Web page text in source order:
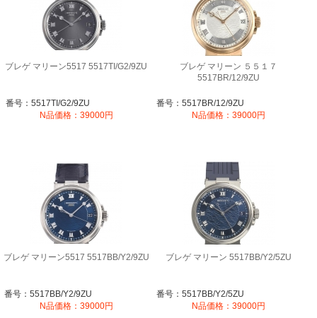
ブレゲ マリーン5517 5517TI/G2/9ZU
番号：5517TI/G2/9ZU
N品価格：39000円
ブレゲ マリーン ５５１７
5517BR/12/9ZU
番号：5517BR/12/9ZU
N品価格：39000円
ブレゲ マリーン5517 5517BB/Y2/9ZU
番号：5517BB/Y2/9ZU
N品価格：39000円
ブレゲ マリーン 5517BB/Y2/5ZU
番号：5517BB/Y2/5ZU
N品価格：39000円